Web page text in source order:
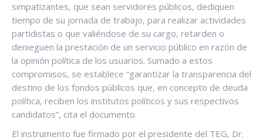
simpatizantes, que sean servidores públicos, dediquen
tiempo de su jornada de trabajo, para realizar actividades
partidistas o que valiéndose de su cargo, retarden o
denieguen la prestación de un servicio público en razón de
la opinión política de los usuarios. Sumado a estos
compromisos, se establece “garantizar la transparencia del
destino de los fondos públicos que, en concepto de deuda
política, reciben los institutos políticos y sus respectivos
candidatos”, cita el documento.
El instrumento fue firmado por el presidente del TEG, Dr.